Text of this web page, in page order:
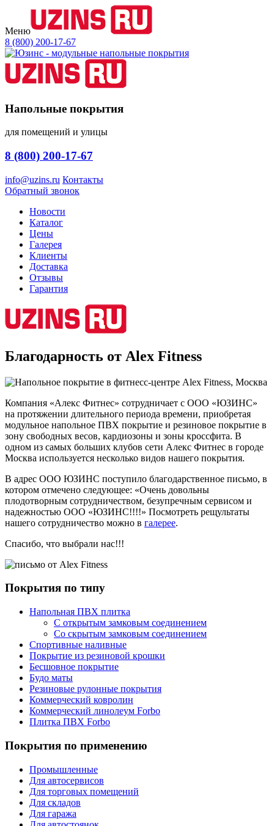
Меню
8 (800) 200-17-67
Напольные покрытия
для помещений и улицы
8 (800) 200-17-67
info@uzins.ru Контакты
Обратный звонок
Новости
Каталог
Цены
Галерея
Клиенты
Доставка
Отзывы
Гарантия
Благодарность от Alex Fitness
Компания «Алекс Фитнес» сотрудничает с ООО «ЮЗИНС»
на протяжении длительного периода времени, приобретая
модульное напольное ПВХ покрытие и резиновое покрытие в
зону свободных весов, кардиозоны и зоны кроссфита. В
одном из самых больших клубов сети Алекс Фитнес в городе
Москва используется несколько видов нашего покрытия.
В адрес ООО ЮЗИНС поступило благодарственное письмо, в
котором отмечено следующее: «Очень довольны
плодотворным сотрудничеством, безупречным сервисом и
надежностью ООО «ЮЗИНС!!!!» Посмотреть рещультаты
нашего сотрудничество можно в галерее.
Спасибо, что выбрали нас!!!
Покрытия по типу
Напольная ПВХ плитка
С открытым замковым соединением
Со скрытым замковым соединением
Спортивные наливные
Покрытие из резиновой крошки
Бесшовное покрытие
Будо маты
Резиновые рулонные покрытия
Коммерческий ковролин
Коммерческий линолеум Forbo
Плитка ПВХ Forbo
Покрытия по применению
Промышленные
Для автосервисов
Для торговых помещений
Для складов
Для гаража